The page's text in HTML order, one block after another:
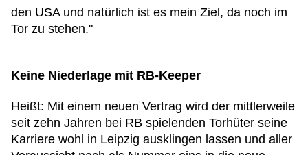
den USA und natürlich ist es mein Ziel, da noch im
Tor zu stehen."
Keine Niederlage mit RB-Keeper
Heißt: Mit einem neuen Vertrag wird der mittlerweile
seit zehn Jahren bei RB spielenden Torhüter seine
Karriere wohl in Leipzig ausklingen lassen und aller